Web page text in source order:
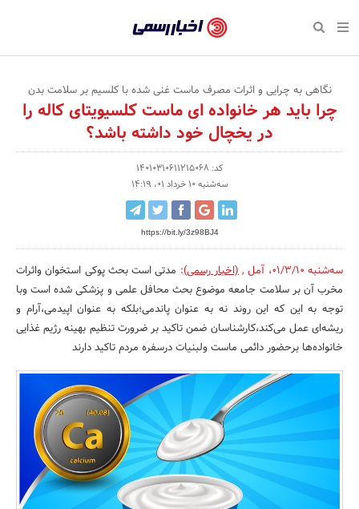
رسمی
-
اخبار
تایید
سازمان‌ها
و
روابط
عمومی‌ها
بازگشت
صفحه نخست پایگاه خبری
اقتصادی
صفحه نخست اقتصادی
تجارت و بازار
کارآفرینی و استارتاپ
کسب و کار و خرده فروشی
صنایع غذایی و کشاورزی
کار و استخدام
بانک، بیمه و سرمایه
مسکن و ساختمان
اجتماعی
صفحه نخست اجتماعی
علم و آموزش
بهداشت و درمان
محیط زیست
تبلیغات و روابط عمومی
صفحه نخست فرهنگی
رسانه‌ها
نشریات و کتاب
صنایع دستی
صفحه نخست ورزش
تازه‌های ورزش
مکان‌های ورزشی
صفحه نخست سبک زندگی
سلامت و زیبایی
روانشناسی و موفقیت
رویداد
صفحه نخست رویداد
حراج و تخفیف
جشنواره، نمایشگاه و
نگاهی به چرایی و اثرات مصرف ماست غنی شده با کلسیم بر سلامت بدن
چرا باید هر خانواده ای ماست کلسیویتای کاله را
در یخچال خود داشته باشد؟
کد: 14010310611215068
سه‌شنبه 10 خرداد 01، 14:19
https://bit.ly/3z98BJ4
سه‌شنبه 01/3/10 ، آمل ,(اخبار رسمی): مدتی است بحث پوکی استخوان واثرات
مخرب آن بر سلامت جامعه موضوع بحث محافل علمی و پزشکی شده است وبا
توجه به این که این روند نه به عنوان پاندمی؛بلکه به عنوان اپیدمی،آرام و
ریشه‌ای عمل می‌کند،کارشناسان ضمن تاکید بر ضرورت تنظیم بهینه رژیم غذایی
خانواده‌ها برحضور دائمی ماست ولبنیات درسفره مردم تاکید دارند